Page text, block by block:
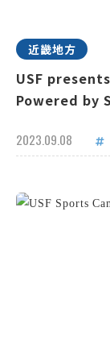
近畿地方
USF presents
Powered by
2023.09.08